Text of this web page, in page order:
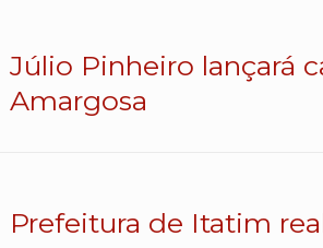
Júlio Pinheiro lançará
Amargosa
Prefeitura de Itatim